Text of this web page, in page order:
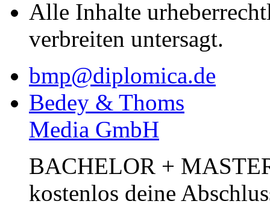
Alle Inhalte
verbreiten untersagt.
bmp@diplomica.de
Bedey & Thoms
Media GmbH
BACHELOR +
kostenlos deine